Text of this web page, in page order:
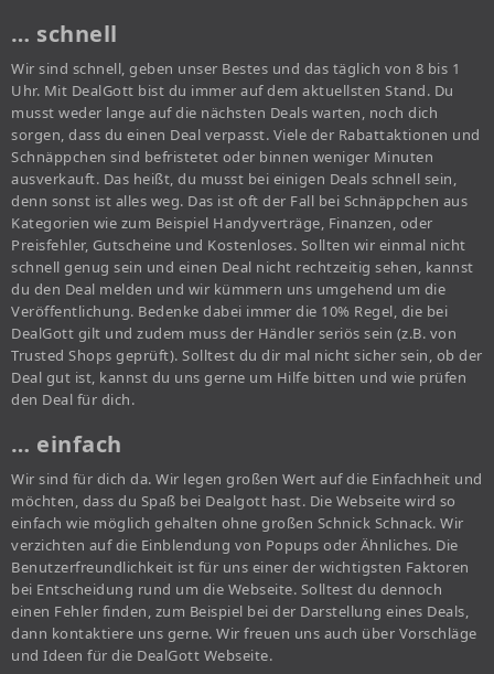
… schnell
Wir sind schnell, geben unser Bestes und das täglich von 8 bis 1
Uhr. Mit DealGott bist du immer auf dem aktuellsten Stand. Du
musst weder lange auf die nächsten Deals warten, noch dich
sorgen, dass du einen Deal verpasst. Viele der Rabattaktionen und
Schnäppchen sind befristetet oder binnen weniger Minuten
ausverkauft. Das heißt, du musst bei einigen Deals schnell sein,
denn sonst ist alles weg. Das ist oft der Fall bei Schnäppchen aus
Kategorien wie zum Beispiel Handyverträge, Finanzen, oder
Preisfehler, Gutscheine und Kostenloses. Sollten wir einmal nicht
schnell genug sein und einen Deal nicht rechtzeitig sehen, kannst
du den Deal melden und wir kümmern uns umgehend um die
Veröffentlichung. Bedenke dabei immer die 10% Regel, die bei
DealGott gilt und zudem muss der Händler seriös sein (z.B. von
Trusted Shops geprüft). Solltest du dir mal nicht sicher sein, ob der
Deal gut ist, kannst du uns gerne um Hilfe bitten und wie prüfen
den Deal für dich.
… einfach
Wir sind für dich da. Wir legen großen Wert auf die Einfachheit und
möchten, dass du Spaß bei Dealgott hast. Die Webseite wird so
einfach wie möglich gehalten ohne großen Schnick Schnack. Wir
verzichten auf die Einblendung von Popups oder Ähnliches. Die
Benutzerfreundlichkeit ist für uns einer der wichtigsten Faktoren
bei Entscheidung rund um die Webseite. Solltest du dennoch
einen Fehler finden, zum Beispiel bei der Darstellung eines Deals,
dann kontaktiere uns gerne. Wir freuen uns auch über Vorschläge
und Ideen für die DealGott Webseite.